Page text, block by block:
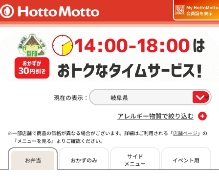
現在の表示：
アレルギー物質で絞り込む
一部店舗で商品の価格が異なる場合がございます。詳細はご利用される「店舗ページ」の
『メニューを見る』よりご確認ください。
お弁当 おかずのみ
サイド
メニュー
イベント用